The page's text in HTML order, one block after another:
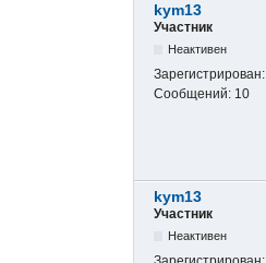
kym13
Участник
Неактивен
Зарегистрирован:
Сообщений: 10
kym13
Участник
Неактивен